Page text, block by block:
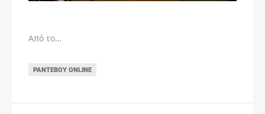
Από το…
ΡΑΝΤΕΒΟΎ ONLINE